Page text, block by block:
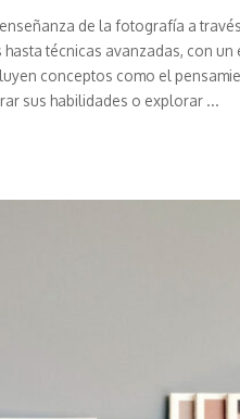
de la fotografía a
técnicas avanzadas, con
conceptos como el
sus habilidades o explorar ...